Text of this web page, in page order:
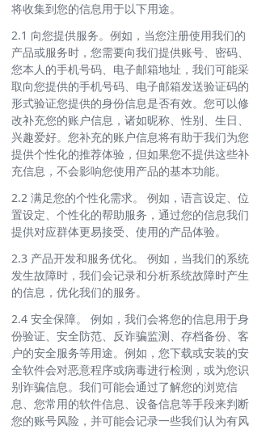
将收集到您的信息用于以下用途。
2.1 向您提供服务。例如，当您注册使用我们的
产品或服务时，您需要向我们提供账号、密码、
您本人的手机号码、电子邮箱地址，我们可能采
取向您提供的手机号码、电子邮箱发送验证码的
形式验证您提供的身份信息是否有效。您可以修
改补充您的账户信息，诸如昵称、性别、生日、
兴趣爱好。您补充的账户信息将有助于我们为您
提供个性化的推荐体验，但如果您不提供这些补
充信息，不会影响您使用产品的基本功能。
2.2 满足您的个性化需求。 例如，语言设定、位
置设定、个性化的帮助服务，通过您的信息我们
提供对应群体更易接受、使用的产品体验。
2.3 产品开发和服务优化。 例如，当我们的系统
发生故障时，我们会记录和分析系统故障时产生
的信息，优化我们的服务。
2.4 安全保障。 例如，我们会将您的信息用于身
份验证、安全防范、反诈骗监测、存档备份、客
户的安全服务等用途。例如，您下载或安装的安
全软件会对恶意程序或病毒进行检测，或为您识
别诈骗信息。我们可能会通过了解您的浏览信
息、您常用的软件信息、设备信息等手段来判断
您的账号风险，并可能会记录一些我们认为有风